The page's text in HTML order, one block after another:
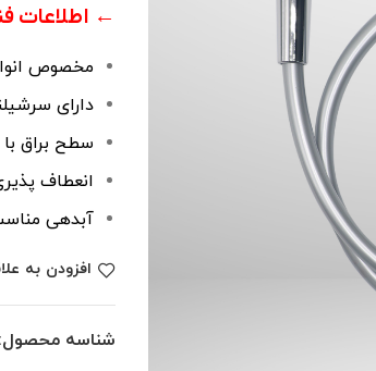
← اطلاعات
مخصوص
دارای سرشیلنگی 7
سطح براق
انعطاف
آبدهی
افزودن به
شناسه محصول: